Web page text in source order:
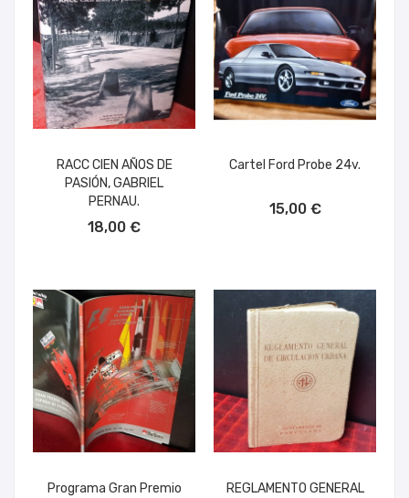
RACC CIEN AÑOS DE
PASIÓN, GABRIEL
PERNAU.
18,00 €
Cartel Ford Probe 24v.
15,00 €
Programa Gran Premio
REGLAMENTO GENERAL